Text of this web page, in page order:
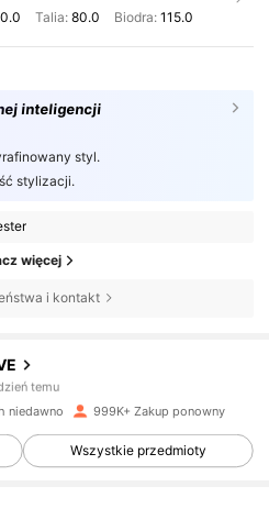
Talia: 80.0 Biodra: 115.0
inteligencji
styl.
stylizacji.
więcej
i kontakt
a)4 godzin(y) temu
niedawno 999K+ Zakup ponowny
Wszystkie przedmioty